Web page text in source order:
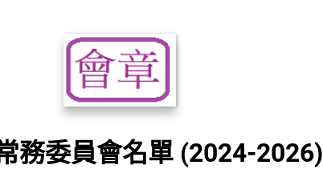
務委員會名單 (2024-2026)